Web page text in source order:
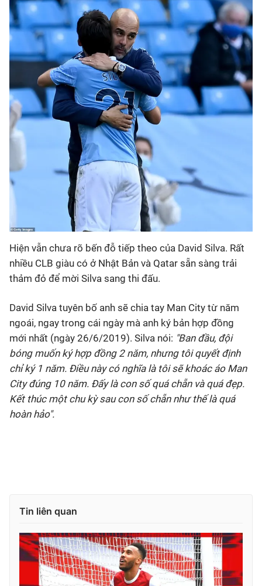
Hiện vẫn chưa rõ bến đỗ tiếp theo của David Silva. Rất
nhiều CLB giàu có ở Nhật Bản và Qatar sẵn sàng trải
thảm đỏ để mời Silva sang thi đấu.
David Silva tuyên bố anh sẽ chia tay Man City từ năm
ngoái, ngay trong cái ngày mà anh ký bản hợp đồng
mới nhất (ngày 26/6/2019). Silva nói: "Ban đầu, đội
bóng muốn ký hợp đồng 2 năm, nhưng tôi quyết định
chỉ ký 1 năm. Điều này có nghĩa là tôi sẽ khoác áo Man
City đúng 10 năm. Đấy là con số quá chẵn và quá đẹp.
Kết thúc một chu kỳ sau con số chẵn như thế là quá
hoàn hảo".
Tin liên quan